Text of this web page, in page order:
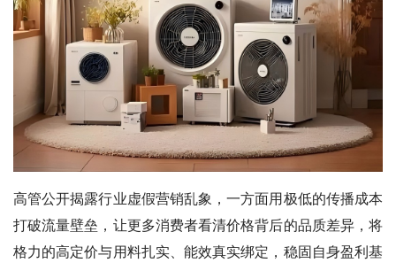
高管公开揭露行业虚假营销乱象，一方面用极低的传播成本
打破流量壁垒，让更多消费者看清价格背后的品质差异，将
格力的高定价与用料扎实、能效真实绑定，稳固自身盈利基